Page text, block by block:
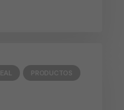
PRODUCTOS